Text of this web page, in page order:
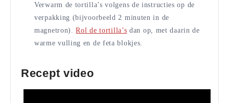
Verwarm de tortilla’s volgens de instructies op de
verpakking (bijvoorbeeld 2 minuten in de
magnetron).Rol de tortilla’s dan op, met daarin de
warme vulling en de feta blokjes.
Recept video